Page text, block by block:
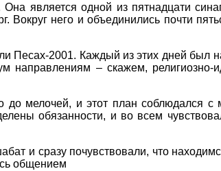
является одной из пятнадцати
него и объединились почти
2001. Каждый из этих дней был
– скажем, религиозно-
мелочей, и этот план соблюдался
обязанности, и во всем
и сразу почувствовали, что
общением